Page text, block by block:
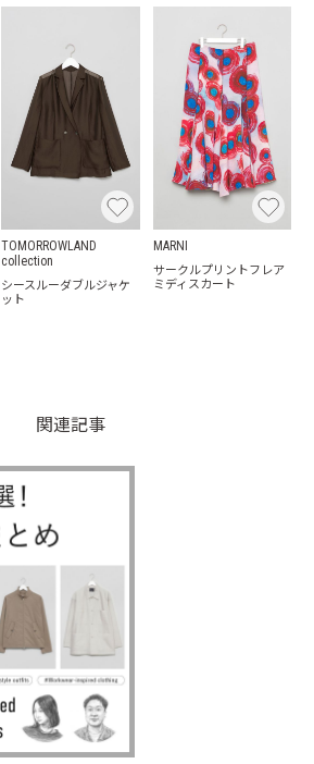
TOMORROWLAND
collection
シースルーダブルジャケ
ット
MARNI
サークルプリントフレア
ミディスカート
関連記事